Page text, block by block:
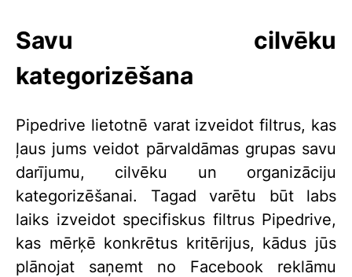
Savu cilvēku
kategorizēšana
Pipedrive lietotnē varat izveidot filtrus, kas
ļaus jums veidot pārvaldāmas grupas savu
darījumu, cilvēku un organizāciju
kategorizēšanai. Tagad varētu būt labs
laiks izveidot specifiskus filtrus Pipedrive,
kas mērķē konkrētus kritērijus, kādus jūs
plānojat saņemt no Facebook reklāmu